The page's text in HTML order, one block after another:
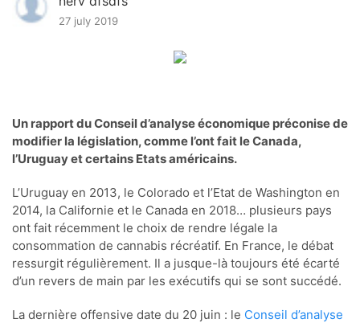
27 july 2019
Un rapport du Conseil d’analyse économique préconise de
modifier la législation, comme l’ont fait le Canada,
l’Uruguay et certains Etats américains.
L’Uruguay en 2013, le Colorado et l’Etat de Washington en
2014, la Californie et le Canada en 2018… plusieurs pays
ont fait récemment le choix de rendre légale la
consommation de cannabis récréatif. En France, le débat
ressurgit régulièrement. Il a jusque-là toujours été écarté
d’un revers de main par les exécutifs qui se sont succédé.
La dernière offensive date du 20 juin : le Conseil d’analyse